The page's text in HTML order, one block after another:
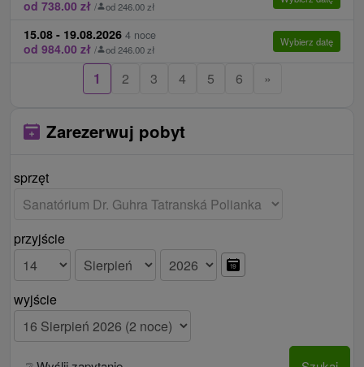
od 738.00 zł / od 246.00 zł
15.08 - 19.08.2026 4 noce
od 984.00 zł / od 246.00 zł
Wybierz datę
1 2 3 4 5 6 »
Zarezerwuj pobyt
sprzęt
przyjście
wyjście